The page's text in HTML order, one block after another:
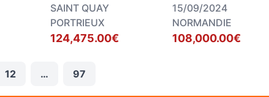
SAINT QUAY
PORTRIEUX
124,475.00€
15/09/2024
NORMANDIE
108,000.00€
12 … 97